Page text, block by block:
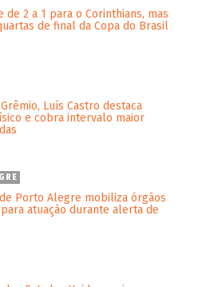
2 a 1 para o Corinthians, mas
de final da Copa do Brasil
Luís Castro destaca
e cobra intervalo maior
Porto Alegre mobiliza órgãos
atuação durante alerta de